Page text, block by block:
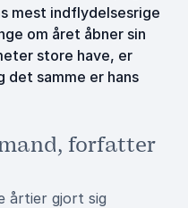
mest indflydelsesrige
om året åbner sin
store have, er
samme er hans
forfatter
årtier gjort sig